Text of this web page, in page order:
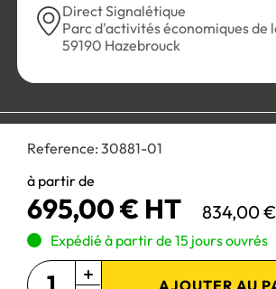
Reference: 30881-01
à partir de
695,00 € HT 834,00
Expédié à partir de 15 jours ouvrés
AJOUTER AU
Direct Signalétique
Parc d'activités économiques de
59190 Hazebrouck
Personnaliser les cookies
Paiement 100% sécurisé :